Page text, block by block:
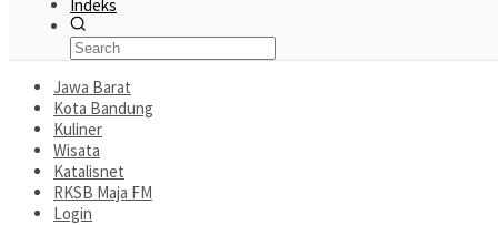
Indeks
Jawa Barat
Kota Bandung
Kuliner
Wisata
Katalisnet
RKSB Maja FM
Login